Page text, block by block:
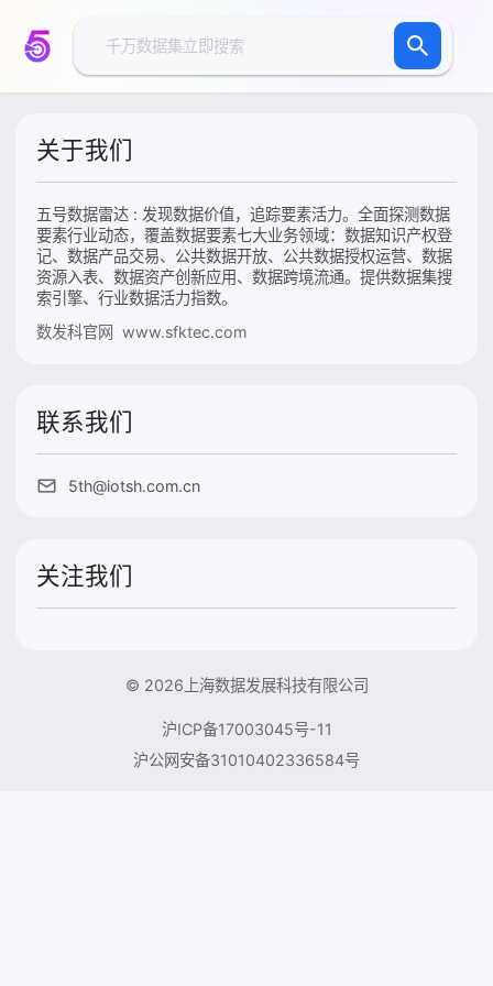
关于我们
五号数据雷达 : 发现数据价值，追踪要素活力。全面探测数据
要素行业动态，覆盖数据要素七大业务领域：数据知识产权登
记、数据产品交易、公共数据开放、公共数据授权运营、数据
资源入表、数据资产创新应用、数据跨境流通。提供数据集搜
索引擎、行业数据活力指数。
数发科官网 www.sfktec.com
联系我们
5th@iotsh.com.cn
关注我们
© 2026上海数据发展科技有限公司
沪ICP备17003045号-11
沪公网安备31010402336584号